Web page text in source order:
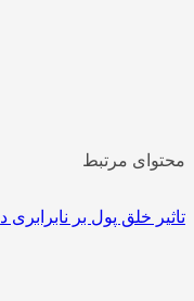
مرتبط
خلق پول بر نابرابری درآمد